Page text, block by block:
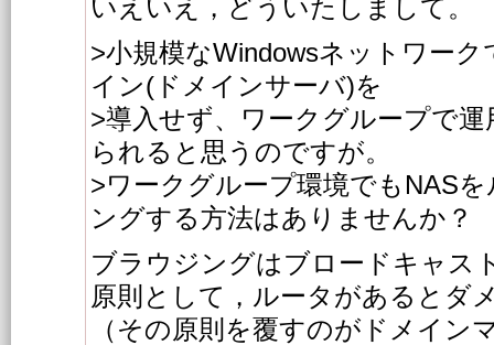
いえいえ，どういたしまして。
>小規模なWindowsネットワー
イン(ドメインサーバ)を
>導入せず、ワークグループで
られると思うのですが。
>ワークグループ環境でもNAS
ングする方法はありませんか？
ブラウジングはブロードキャス
原則として，ルータがあるとダ
（その原則を覆すのがドメイン